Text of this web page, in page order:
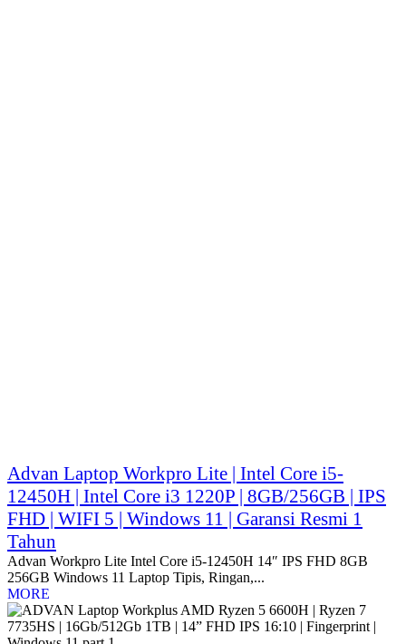
Advan Laptop Workpro Lite | Intel Core i5-
12450H | Intel Core i3 1220P | 8GB/256GB | IPS
FHD | WIFI 5 | Windows 11 | Garansi Resmi 1
Tahun
Advan Workpro Lite Intel Core i5-12450H 14″ IPS FHD 8GB
256GB Windows 11 Laptop Tipis, Ringan,...
MORE